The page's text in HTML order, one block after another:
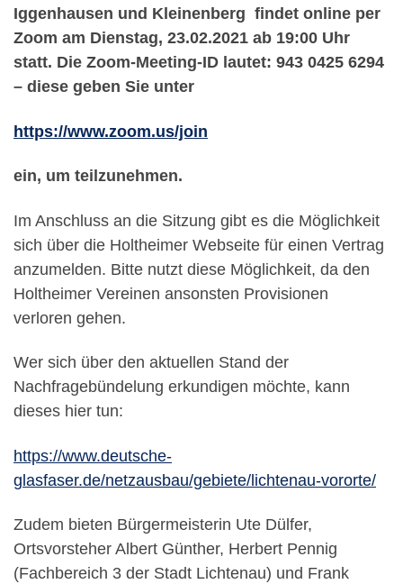
Iggenhausen und Kleinenberg findet online per
Zoom am Dienstag, 23.02.2021 ab 19:00 Uhr
statt. Die Zoom-Meeting-ID lautet: 943 0425 6294
– diese geben Sie unter
https://www.zoom.us/join
ein, um teilzunehmen.
Im Anschluss an die Sitzung gibt es die Möglichkeit
sich über die Holtheimer Webseite für einen Vertrag
anzumelden. Bitte nutzt diese Möglichkeit, da den
Holtheimer Vereinen ansonsten Provisionen
verloren gehen.
Wer sich über den aktuellen Stand der
Nachfragebündelung erkundigen möchte, kann
dieses hier tun:
https://www.deutsche-
glasfaser.de/netzausbau/gebiete/lichtenau-vororte/
Zudem bieten Bürgermeisterin Ute Dülfer,
Ortsvorsteher Albert Günther, Herbert Pennig
(Fachbereich 3 der Stadt Lichtenau) und Frank